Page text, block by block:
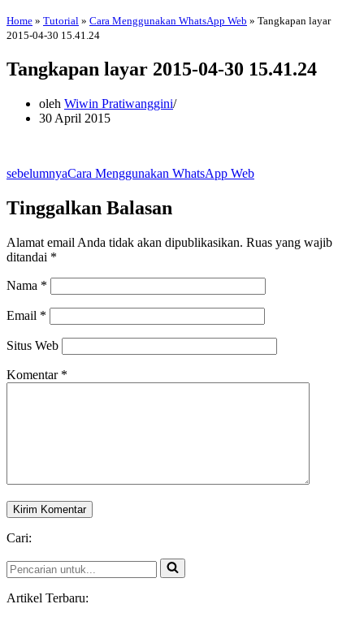
Home » Tutorial » Cara Menggunakan WhatsApp Web » Tangkapan layar
2015-04-30 15.41.24
Tangkapan layar 2015-04-30 15.41.24
oleh Wiwin Pratiwanggini
30 April 2015
sebelumnyaCara Menggunakan WhatsApp Web
Tinggalkan Balasan
Alamat email Anda tidak akan dipublikasikan. Ruas yang wajib
ditandai *
Nama *
Email *
Situs Web
Komentar *
Cari:
Pencarian
untuk...
Artikel Terbaru: